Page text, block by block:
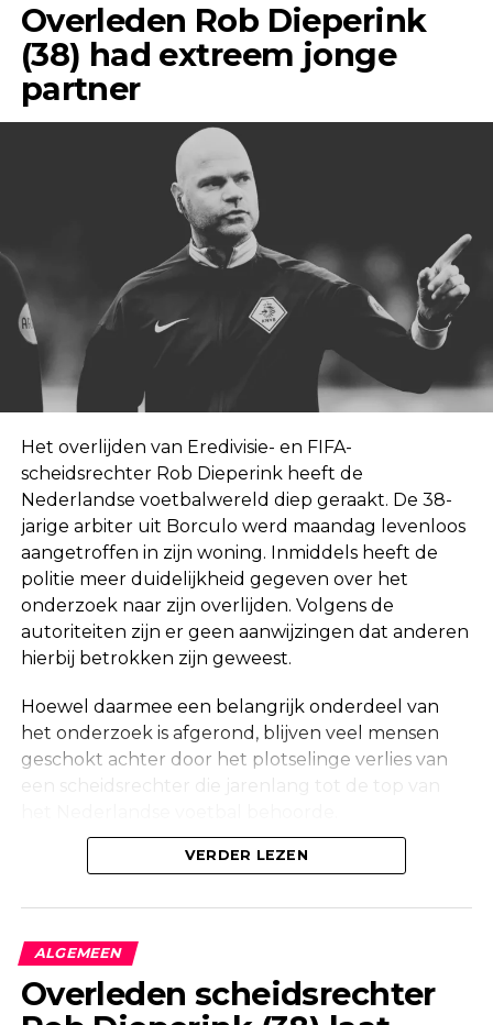
Overleden Rob Dieperink
(38) had extreem jonge
partner
Het overlijden van Eredivisie- en FIFA-
scheidsrechter Rob Dieperink heeft de
Nederlandse voetbalwereld diep geraakt. De 38-
jarige arbiter uit Borculo werd maandag levenloos
aangetroffen in zijn woning. Inmiddels heeft de
politie meer duidelijkheid gegeven over het
onderzoek naar zijn overlijden. Volgens de
autoriteiten zijn er geen aanwijzingen dat anderen
hierbij betrokken zijn geweest.
Hoewel daarmee een belangrijk onderdeel van
het onderzoek is afgerond, blijven veel mensen
geschokt achter door het plotselinge verlies van
een scheidsrechter die jarenlang tot de top van
Onderzoek na vondst in woning
Maandag werd in een woning aan de Korte
Molenstraat in Borculo een overleden persoon
aangetroffen. Kort daarna bevestigde de politie
dat er onderzoek werd gedaan naar de
VERDER LEZEN
ALGEMEEN
Overleden scheidsrechter